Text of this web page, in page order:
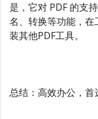
是，它对 PDF 的支
名、转换等功能，
装其他PDF工具。
总结：高效办公，首